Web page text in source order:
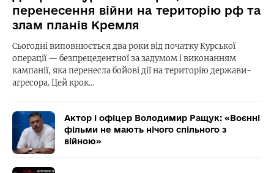
перенесення війни на територію рф та
злам планів Кремля
Сьогодні виповнюється два роки від початку Курської
операції — безпрецедентної за задумом і виконанням
кампанії, яка перенесла бойові дії на територію держави-
агресора. Цей крок…
Актор і офіцер Володимир Ращук: «Воєнні
фільми не мають нічого спільного з
війною»